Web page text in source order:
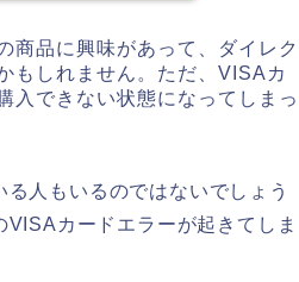
商品に興味があって、ダイレク
もしれません。ただ、VISAカ
入できない状態になってしまっ
人もいるのではないでしょう
カードエラーが起きてしま